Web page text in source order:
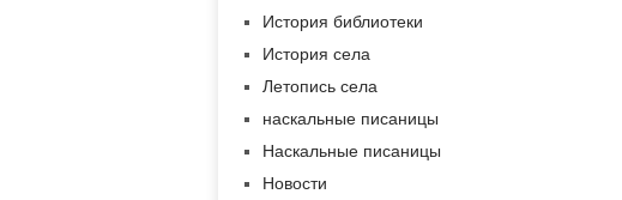
История библиотеки
История села
Летопись села
наскальные писаницы
Наскальные писаницы
Новости